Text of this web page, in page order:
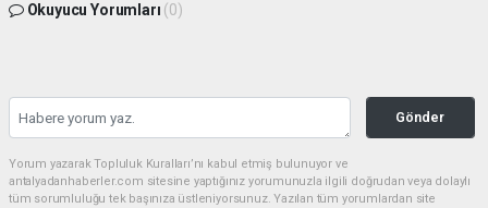
Okuyucu Yorumları (0)
Gönder
Yorum yazarak Topluluk Kuralları’nı kabul etmiş bulunuyor ve
antalyadanhaberler.com sitesine yaptığınız yorumunuzla ilgili doğrudan veya dolaylı
tüm sorumluluğu tek başınıza üstleniyorsunuz. Yazılan tüm yorumlardan site